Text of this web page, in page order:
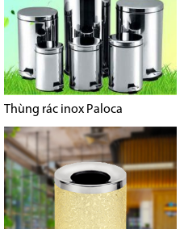
Thùng rác inox Paloca